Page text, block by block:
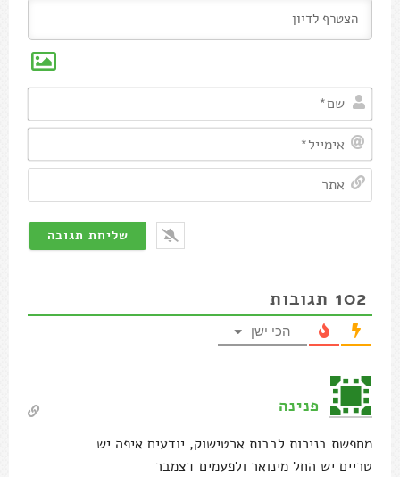
שם*
102 תגובות
הכי ישן
פנינה
מחפשת בנירות לבבות ארטישוק, יודעים איפה יש
טריים יש החל מינואר ולפעמים דצמבר